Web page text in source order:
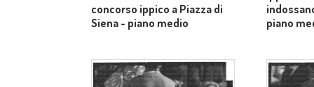
concorso ippico a Piazza di
Siena - piano medio
piano